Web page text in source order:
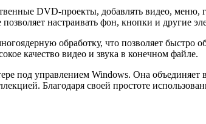
DVD-проекты, добавлять видео, меню,
настраивать фон, кнопки и другие
обработку, что позволяет быстро
качество видео и звука в конечном файле.
под управлением Windows. Она объединяет
Благодаря своей простоте